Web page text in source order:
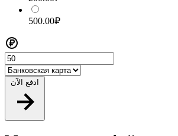
500.00₽
ادفع الآن